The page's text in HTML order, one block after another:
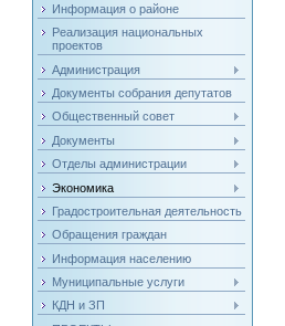
Информация о районе
Реализация национальных
проектов
Администрация
Документы собрания депутатов
Общественный совет
Документы
Отделы администрации
Экономика
Градостроительная деятельность
Обращения граждан
Информация населению
Муниципальные услуги
КДН и ЗП